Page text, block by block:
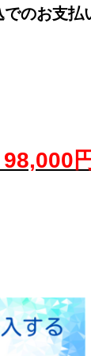
でのお支払
98,000円